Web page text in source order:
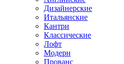
Дизайнерские
Итальянские
Кантри
Классические
Лофт
Модерн
Прованс